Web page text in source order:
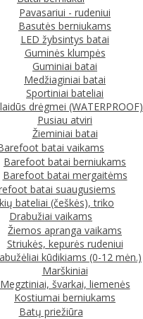
Pavasariui - rudeniui
Basutės berniukams
LED žybsintys batai
Guminės klumpės
Guminiai batai
Medžiaginiai batai
Sportiniai bateliai
drėgmei (WATERPROOF)
Pusiau atviri
Žieminiai batai
batai vaikams
Barefoot batai berniukams
Barefoot batai mergaitėms
batai suaugusiems
bateliai (češkės), triko
Drabužiai vaikams
Žiemos apranga vaikams
Striukės, kepurės rudeniui
kūdikiams (0-12 mėn.)
Marškiniai
Megztiniai, švarkai, liemenės
Kostiumai berniukams
Batų priežiūra